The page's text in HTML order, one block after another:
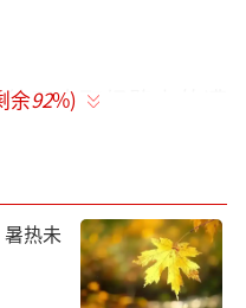
四人取经路上的遭
师徒四人如何过中
难江流来国土承恩
眼睛，目睹了一段
余92%)
热未